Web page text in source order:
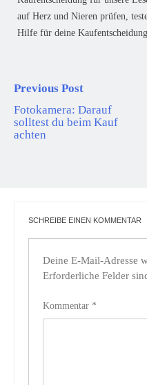
auf Herz und Nieren prüfen,
Hilfe für deine
Previous Post
Fotokamera: Darauf
solltest du beim Kauf
achten
SCHREIBE EINEN KOMMENTAR
Deine E-Mail-Adresse
Erforderliche Felder
Kommentar *